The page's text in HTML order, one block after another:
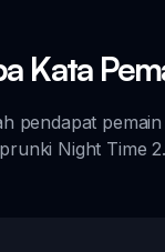
Kata
pendapat
Night Time